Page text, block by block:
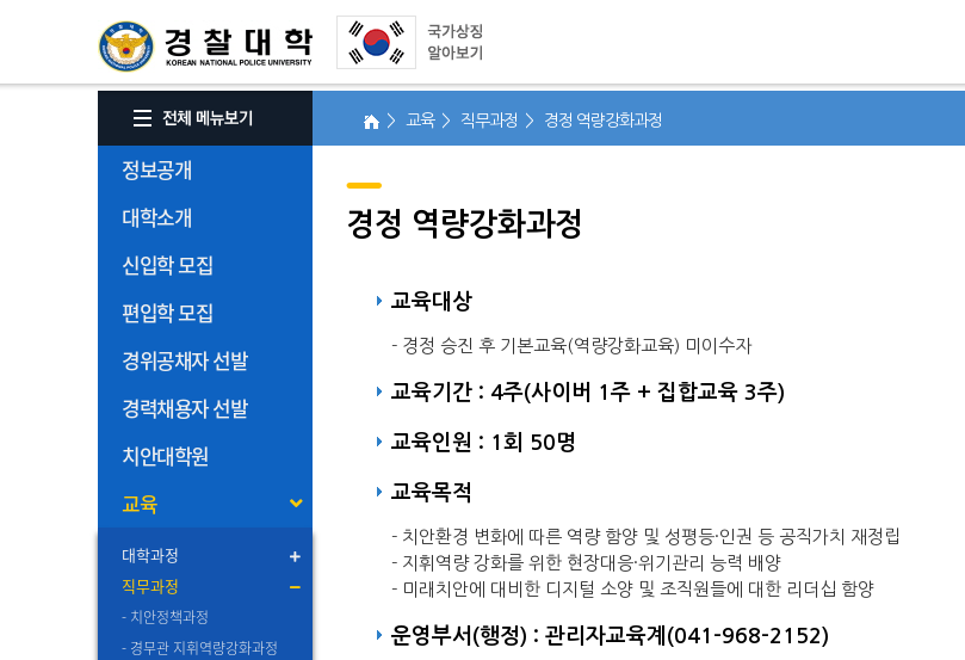
정보공개
대학소개
신입학 모집
편입학 모집
경위공채자 선발
경력채용자 선발
치안대학원
교육
대학과정
직무과정
- 치안정책과정
- 경무관 지휘역량강화과정
> 교육 > 직무과정 > 경정 역량강화과정
경정 역량강화과정
교육대상
- 경정 승진 후 기본교육(역량강화교육) 미이수자
교육기간 : 4주(사이버 1주 + 집합교육 3주)
교육인원 : 1회 50명
교육목적
- 치안환경 변화에 따른 역량 함양 및 성평등·인권 등 공직가치 재정립
- 지휘역량 강화를 위한 현장대응·위기관리 능력 배양
- 미래치안에 대비한 디지털 소양 및 조직원들에 대한 리더십 함양
운영부서(행정) : 관리자교육계(041-968-2152)